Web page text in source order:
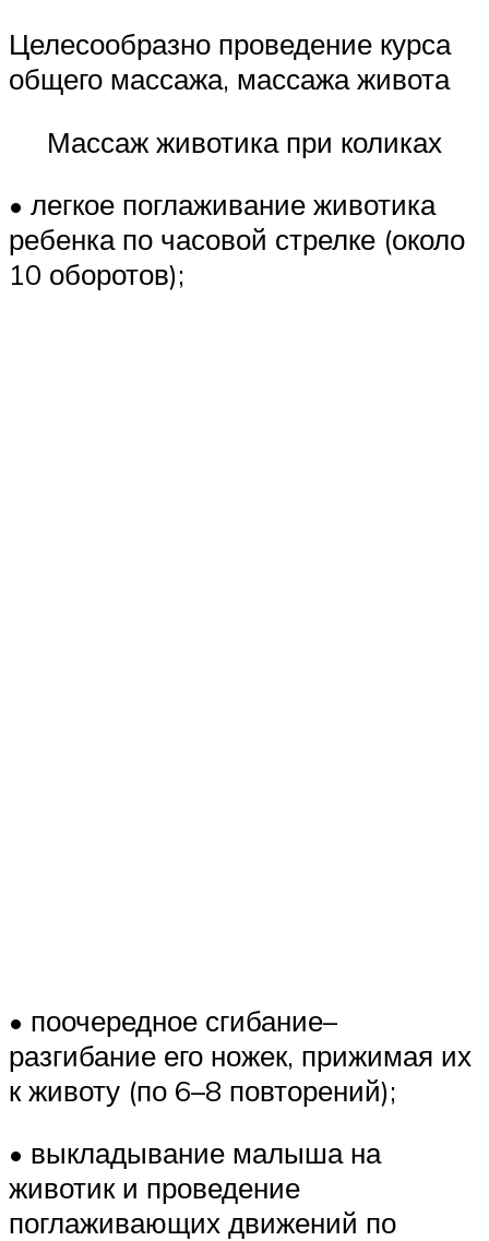
Целесообразно проведение курса
общего массажа, массажа живота
Массаж животика при коликах
• легкое поглаживание животика
ребенка по часовой стрелке (около
10 оборотов);
• поочередное сгибание–
разгибание его ножек, прижимая их
к животу (по 6–8 повторений);
• выкладывание малыша на
животик и проведение
поглаживающих движений по